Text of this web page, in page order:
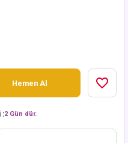
Hemen Al
:2 Gün dür.